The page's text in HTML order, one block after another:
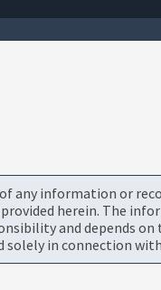
any information or
herein. The
and depends
in connection